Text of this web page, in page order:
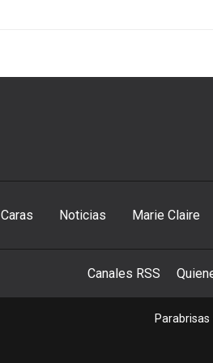
Caras Noticias Marie Claire
Canales RSS